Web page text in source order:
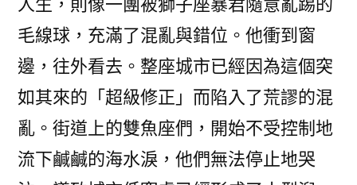
毛線球，充滿了混亂與錯位。他衝到窗
邊，往外看去。整座城市已經因為這個突
如其來的「超級修正」而陷入了荒謬的混
亂。街道上的雙魚座們，開始不受控制地
流下鹹鹹的海水淚，他們無法停止地哭